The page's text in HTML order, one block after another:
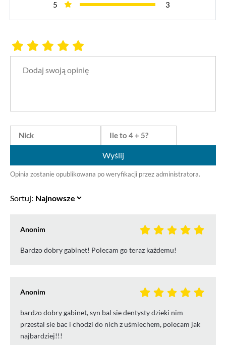
5 3
Wyślij
Opinia zostanie opublikowana po weryfikacji przez administratora.
Sortuj:
Anonim
Bardzo dobry gabinet! Polecam go teraz każdemu!
Anonim
bardzo dobry gabinet, syn bal sie dentysty dzieki nim
przestal sie bac i chodzi do nich z uśmiechem, polecam jak
najbardziej!!!